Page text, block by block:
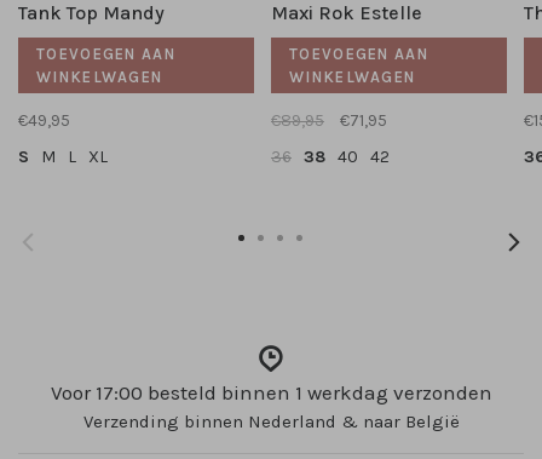
Tank Top Mandy
TOEVOEGEN AAN
WINKELWAGEN
€49,95
S
M L XL
Maxi Rok Estelle
TOEVOEGEN AAN
WINKELWAGEN
€89,95
€71,95
36 38 40 42
Voor 17:00 besteld binnen 1 werkdag verzonden
Verzending binnen Nederland & naar België